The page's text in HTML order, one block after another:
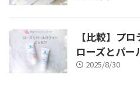
【比較】プ
ローズとパー
2025/8/30